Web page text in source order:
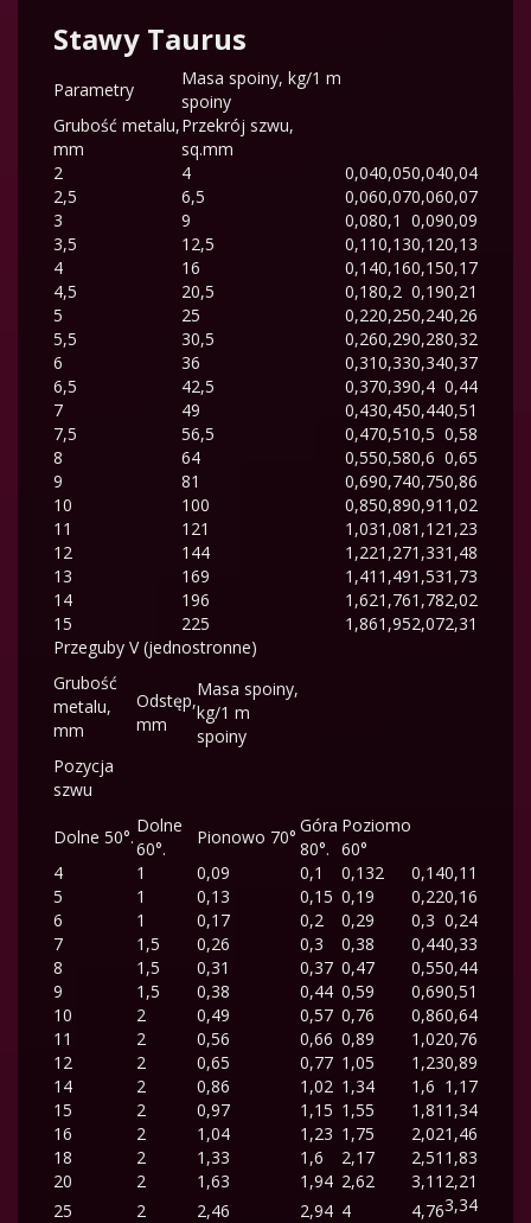
Stawy Taurus
Parametry
Masa spoiny, kg/1 m
spoiny
Grubość metalu,
mm
Przekrój szwu,
sq.mm
2
4 0,040,050,040,04
2,5
6,5 0,060,070,060,07
3
9 0,080,1 0,090,09
3,5
12,5 0,110,130,120,13
4
16 0,140,160,150,17
4,5
20,5 0,180,2 0,190,21
5
25 0,220,250,240,26
5,5
30,5 0,260,290,280,32
6
36 0,310,330,340,37
6,5
42,5 0,370,390,4 0,44
7
49 0,430,450,440,51
7,5
56,5 0,470,510,5 0,58
8
64 0,550,580,6 0,65
9
81 0,690,740,750,86
10
100 0,850,890,91 1,02
11
121 1,031,081,121,23
12
144 1,221,271,331,48
13
169 1,41 1,491,531,73
14
196 1,621,761,782,02
15
225 1,861,952,072,31
Przeguby V (jednostronne)
Grubość
metalu,
mm
Odstęp,
mm
Masa spoiny,
kg/1 m
spoiny
Pozycja
szwu
Dolne 50°.
Dolne
60°.
Pionowo 70°
Góra
80°.
Poziomo
60°
4
1 0,09 0,1 0,132 0,140,11
5
1 0,13 0,15 0,19 0,220,16
6
1 0,17 0,2 0,29 0,3 0,24
7
1,5 0,26 0,3 0,38 0,440,33
8
1,5 0,31 0,37 0,47 0,550,44
9
1,5 0,38 0,44 0,59 0,690,51
10
2 0,49 0,57 0,76 0,860,64
11
2 0,56 0,66 0,89 1,020,76
12
2 0,65 0,77 1,05 1,230,89
14
2 0,86 1,02 1,34 1,6 1,17
15
2 0,97 1,15 1,55 1,81 1,34
16
2 1,04 1,23 1,75 2,021,46
18
2 1,33 1,6 2,17 2,51 1,83
20
2 1,63 1,94 2,62 3,11 2,21
25
2 2,46 2,94 4 4,763,34